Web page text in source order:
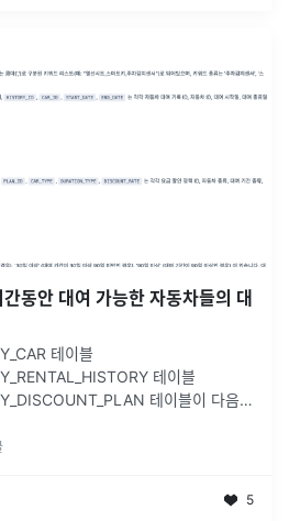
동안 대여 가능한 자동차들의 대
테이블
테이블
테이블이 다음과
5